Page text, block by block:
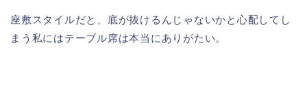
座敷スタイルだと、底が抜けるんじゃないかと心配してし
まう私にはテーブル席は本当にありがたい。